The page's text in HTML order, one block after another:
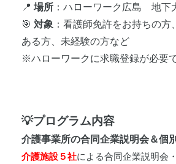
📍 場所 ：ハローワーク広島 地下
🎯 対象 ：看護師免許をお持ちの
ある方、未経験の方など
※ハローワークに求職登録が必要
💡プログラム内容
介護事業所の合同企業説明会＆個
介護施設５社による合同企業説明会